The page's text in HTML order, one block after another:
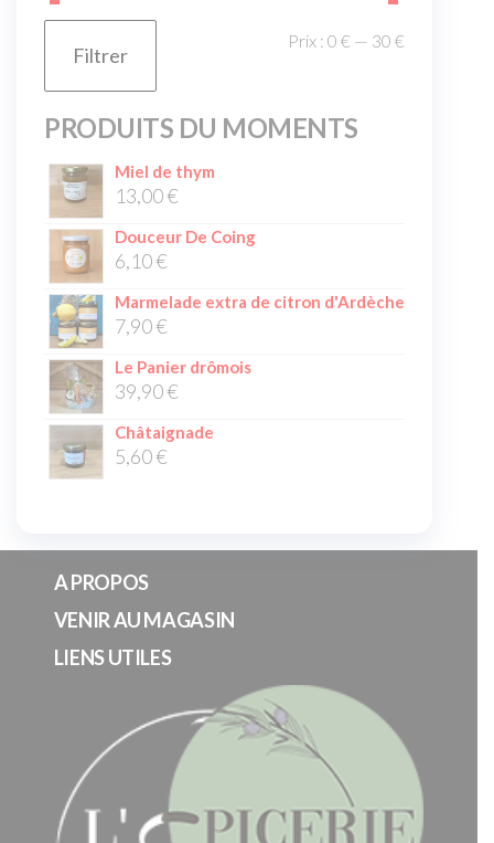
Filtrer
Prix : 0 € — 30 €
PRODUITS DU MOMENTS
Miel de thym
13,00€
Douceur De Coing
6,10€
Marmelade extra de citron d'Ardèche
7,90€
Le Panier drômois
39,90€
Châtaignade
5,60€
A PROPOS
VENIR AU MAGASIN
LIENS UTILES